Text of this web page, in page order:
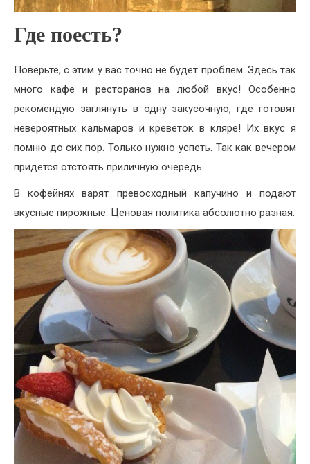
Где поесть?
Поверьте, с этим у вас точно не будет проблем. Здесь так
много кафе и ресторанов на любой вкус! Особенно
рекомендую заглянуть в одну закусочную, где готовят
невероятных кальмаров и креветок в кляре! Их вкус я
помню до сих пор. Только нужно успеть. Так как вечером
придется отстоять приличную очередь.
В кофейнях варят превосходный капучино и подают
вкусные пирожные. Ценовая политика абсолютно разная.